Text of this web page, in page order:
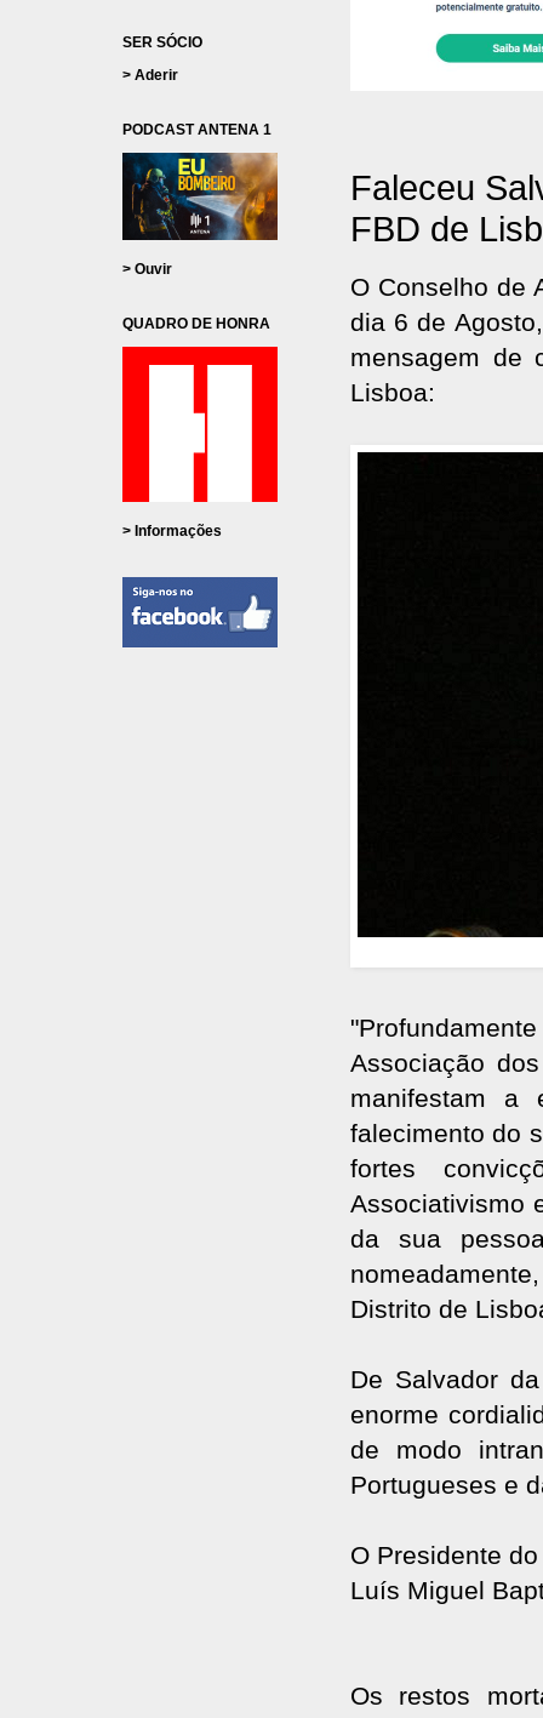
Faleceu
FBD de
O Conselho de
dia 6 de
mensagem de
Lisboa:
Associação
manifestam a
falecimento do
fortes
Associativismo
da sua
Distrito de
De Salvador
enorme
de modo
Portugueses e
O Presidente
Luís Miguel
Os restos
SER SÓCIO
> Aderir
PODCAST ANTENA 1
> Ouvir
QUADRO DE HONRA
> Informações